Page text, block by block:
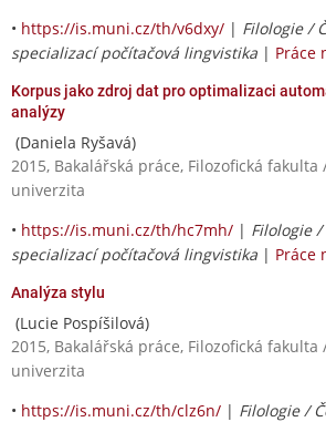
• https://is.muni.cz/th/v6dxy/ | Filologie /
specializací počítačová lingvistika | Práce
Korpus jako zdroj dat pro optimalizaci
analýzy
(Daniela Ryšavá)
2015, Bakalářská práce, Filozofická fakulta
univerzita
• https://is.muni.cz/th/hc7mh/ | Filologie /
specializací počítačová lingvistika | Práce
Analýza stylu
(Lucie Pospíšilová)
2015, Bakalářská práce, Filozofická fakulta
univerzita
• https://is.muni.cz/th/clz6n/ | Filologie /